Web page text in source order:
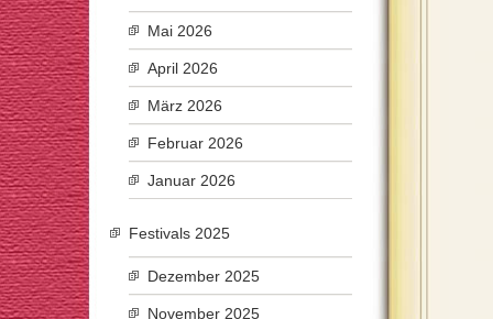
Mai 2026
April 2026
März 2026
Februar 2026
Januar 2026
Festivals 2025
Dezember 2025
November 2025